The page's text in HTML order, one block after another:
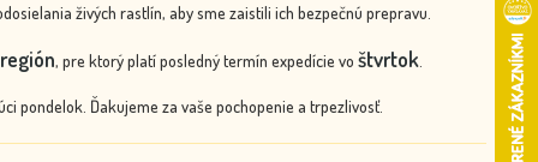
živých rastlín, aby sme zaistili ich bezpečnú prepravu.
, pre ktorý platí posledný termín expedície vo štvrtok.
pondelok. Ďakujeme za vaše pochopenie a trpezlivosť.